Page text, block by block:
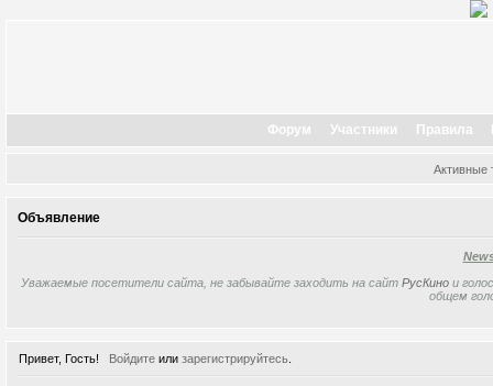
Форум Участники Правила
Активные
Объявление
Уважаемые посетители сайта, не забывайте заходить на сайт РусКино и
общем
Привет, Гость! Войдитеили зарегистрируйтесь.